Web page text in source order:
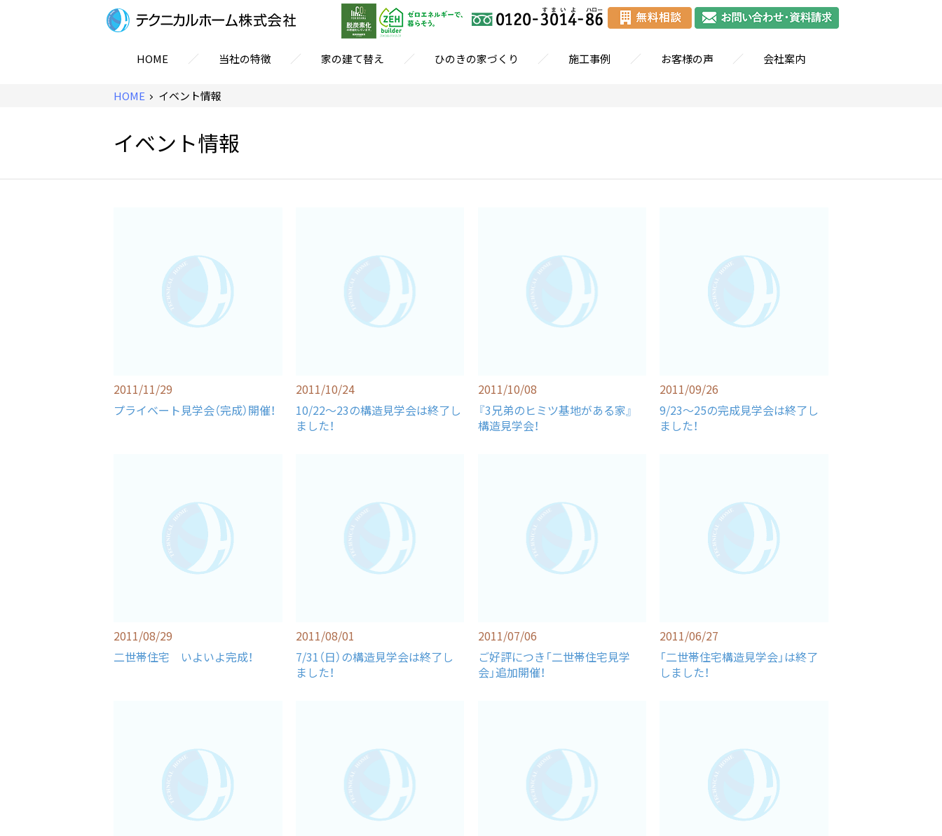
HOME ／ 当社の特徴 ／ 家の建て替え ／ ひのきの家づくり ／ 施工事例 ／ お客様の声 ／ 会社案内
HOME イベント情報
イベント情報
2011/11/29
プライベート見学会（完成）開催！
2011/10/24
10/22～23の構造見学会は終了し
ました！
2011/10/08
『3兄弟のヒミツ基地がある家』
構造見学会！
2011/09/26
9/23～25の完成見学会は終了し
ました！
2011/08/29
二世帯住宅 いよいよ完成！
2011/08/01
7/31（日）の構造見学会は終了し
ました！
2011/07/06
ご好評につき「二世帯住宅見学
会」追加開催！
2011/06/27
「二世帯住宅構造見学会」は終了
しました！